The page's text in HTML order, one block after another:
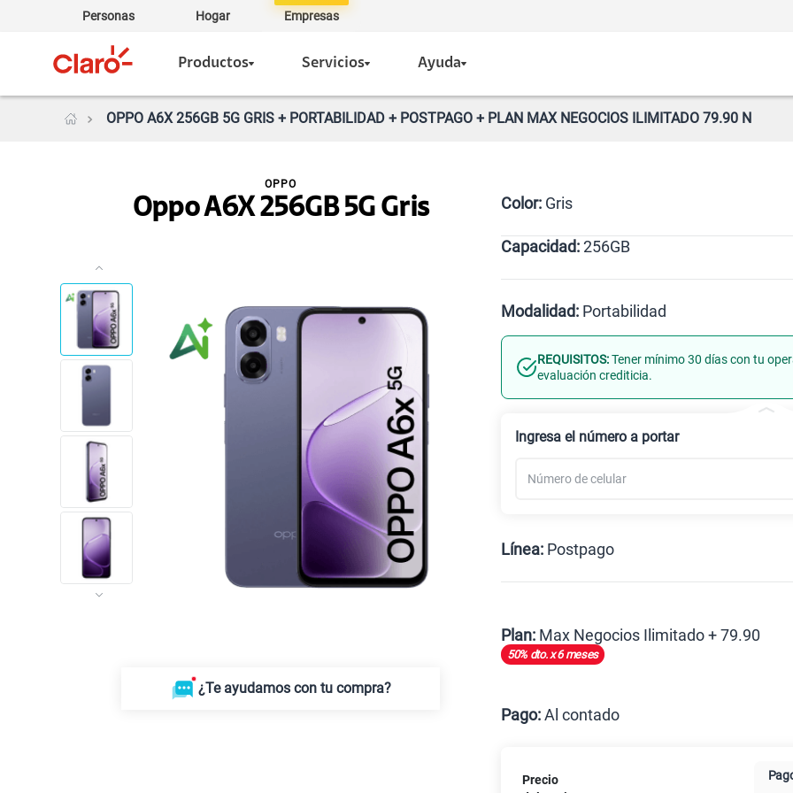
Personas Hogar Empresas
Productos Servicios Ayuda
OPPO A6X 256GB 5G GRIS + PORTABILIDAD + POSTPAGO + PLAN MAX NEGOCIOS ILIMITADO 79.90 N
Oppo A6X 256GB 5G Gris
OPPO
¿Te ayudamos con tu compra?
Color: Gris
Gris
Capacidad:256GB
Modalidad: Portabilidad
Línea Nueva Portabilidad
REQUISITOS:Tener mínimo 30 días con tu
evaluación crediticia.
Ingresa el número a portar
Línea: Postpago
Plan: Max Negocios Ilimitado + 79.90
50% dto. x 6 meses
Pago:Al contado
Cuotas
Precio